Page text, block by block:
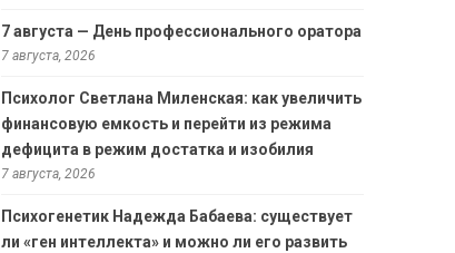
7 августа — День профессионального оратора
7 августа, 2026
Психолог Светлана Миленская: как увеличить
финансовую емкость и перейти из режима
дефицита в режим достатка и изобилия
7 августа, 2026
Психогенетик Надежда Бабаева: существует
ли «ген интеллекта» и можно ли его развить